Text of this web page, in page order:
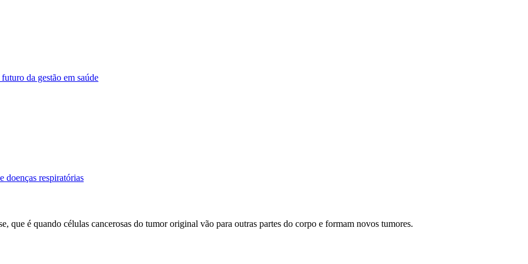
da gestão em saúde
doenças respiratórias
que é quando células cancerosas do tumor original vão para outras partes do corpo e formam novos tumores.